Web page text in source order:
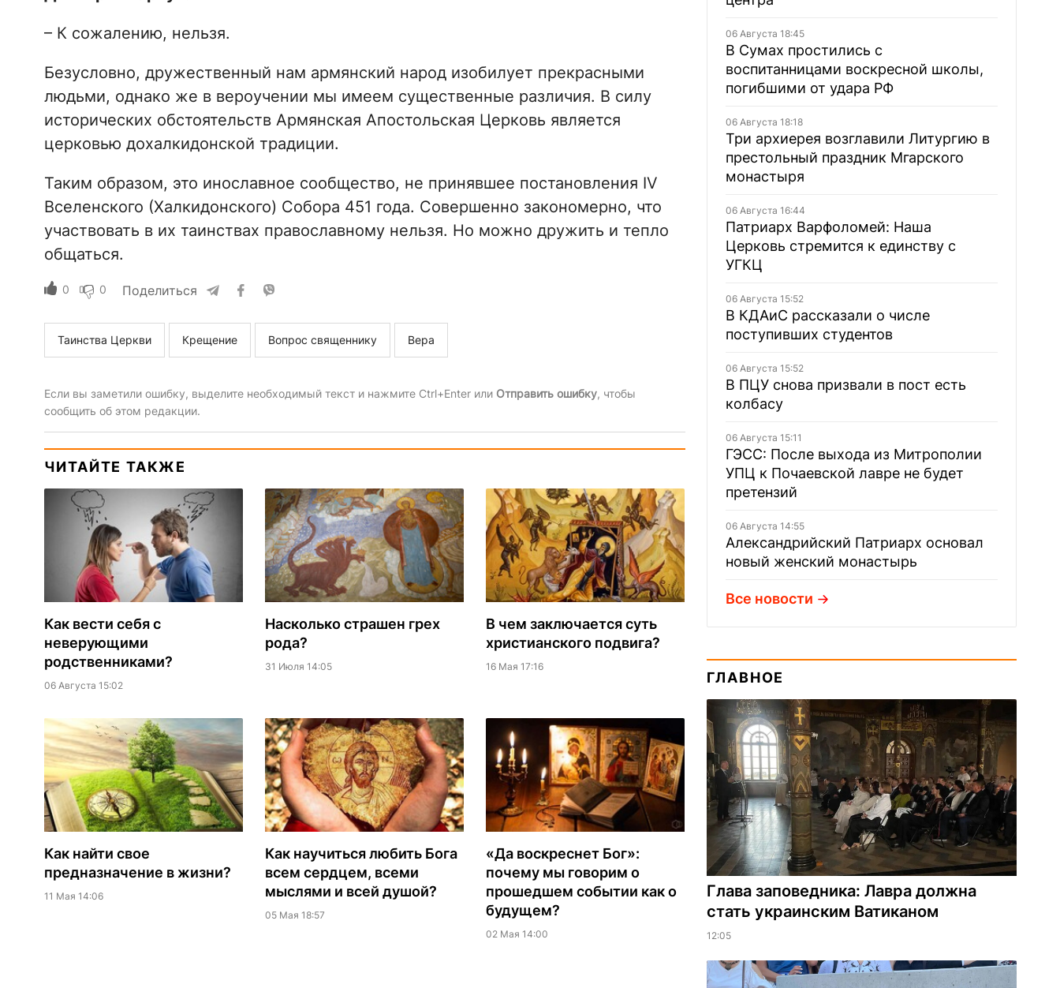
– К сожалению, нельзя.
Безусловно, дружественный нам армянский народ изобилует прекрасными
людьми, однако же в вероучении мы имеем существенные различия. В силу
исторических обстоятельств Армянская Апостольская Церковь является
церковью дохалкидонской традиции.
Таким образом, это инославное сообщество, не принявшее постановления IV
Вселенского (Халкидонского) Собора 451 года. Совершенно закономерно, что
участвовать в их таинствах православному нельзя. Но можно дружить и тепло
общаться.
0 0 Поделиться
Таинства Церкви Крещение Вопрос священнику Вера
Если вы заметили ошибку, выделите необходимый текст и нажмите Ctrl+Enter или Отправить ошибку, чтобы
сообщить об этом редакции.
ЧИТАЙТЕ ТАКЖЕ
Как вести себя с
неверующими
родственниками?
06 Августа 15:02
Насколько страшен грех
рода?
31 Июля 14:05
В чем заключается суть
христианского подвига?
16 Мая 17:16
Как найти свое
предназначение в жизни?
11 Мая 14:06
Как научиться любить Бога
всем сердцем, всеми
мыслями и всей душой?
05 Мая 18:57
«Да воскреснет Бог»:
почему мы говорим о
прошедшем событии как о
будущем?
02 Мая 14:00
06 Августа 18:45
В Сумах простились с
воспитанницами воскресной школы,
погибшими от удара РФ
06 Августа 18:18
Три архиерея возглавили Литургию в
престольный праздник Мгарского
монастыря
06 Августа 16:44
Патриарх Варфоломей: Наша
Церковь стремится к единству с
УГКЦ
06 Августа 15:52
В КДАиС рассказали о числе
поступивших студентов
06 Августа 15:52
В ПЦУ снова призвали в пост есть
колбасу
06 Августа 15:11
ГЭСС: После выхода из Митрополии
УПЦ к Почаевской лавре не будет
претензий
06 Августа 14:55
Александрийский Патриарх основал
новый женский монастырь
Все новости
ГЛАВНОЕ
Глава заповедника: Лавра должна
стать украинским Ватиканом
12:05